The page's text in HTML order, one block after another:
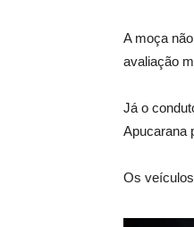
A moça
avaliação
Já o
Apucarana
Os